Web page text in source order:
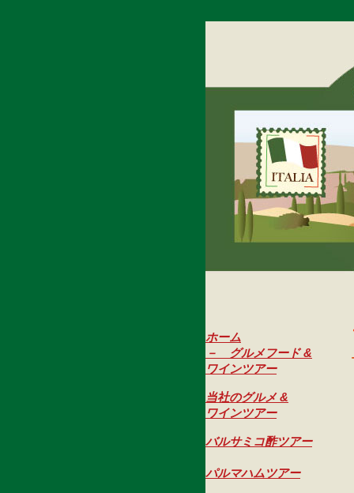
ホーム
－ グルメフード &
ワインツアー
当社のグルメ &
ワインツアー
バルサミコ酢ツアー
パルマハムツアー